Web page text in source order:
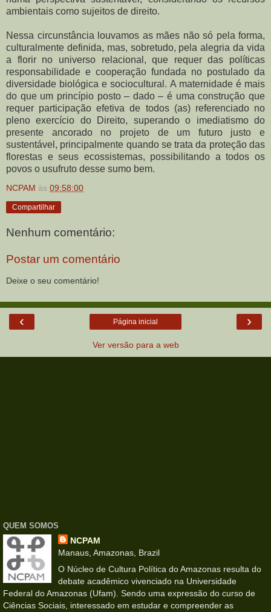
ambientais como sujeitos de direito.
Nessa circunstância louvamos as mães não só pela forma,
culturalmente definida, mas, sobretudo, pela alegria da vida
a florir no universo relacional, que requer das políticas
responsabilidade e cooperação fundada no postulado da
diversidade biológica e sociocultural. A maternidade é mais
do que um princípio posto – dado – é uma construção que
requer participação efetiva de todos (as) referenciado no
pleno exercício do Direito, superando o imediatismo do
presente ancorado no projeto de um futuro justo e
sustentável, principalmente quando se trata da proteção das
florestas e seus ecossistemas, possibilitando a todos os
povos o usufruto desse sumo bem.
NCPAM às 09:58:00
Compartilhar
Nenhum comentário:
Postar um comentário
Deixe o seu comentário!
‹ ›
Página inicial
Ver versão para a web
QUEM SOMOS
NCPAM
Manaus, Amazonas, Brazil
O Núcleo de Cultura Política do Amazonas resulta do
debate acadêmico vivenciado na Universidade
Federal do Amazonas (Ufam). Sendo uma expressão do curso de
Ciências Sociais, interessado em estudar e compreender as